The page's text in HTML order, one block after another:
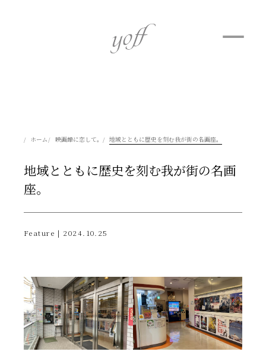
ホーム 映画館に恋して。 地域とともに歴史を刻む我が街の名画座。
地域とともに歴史を刻む我が街の名画
座。
Feature | 2024.10.25